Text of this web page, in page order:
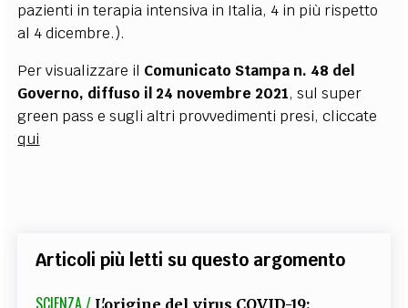
pazienti in terapia intensiva in Italia, 4 in più rispetto
al 4 dicembre.).
Per visualizzare il Comunicato Stampa n. 48 del
Governo, diffuso il 24 novembre 2021, sul super
green pass e sugli altri provvedimenti presi, cliccate
qui
Articoli più letti su questo argomento